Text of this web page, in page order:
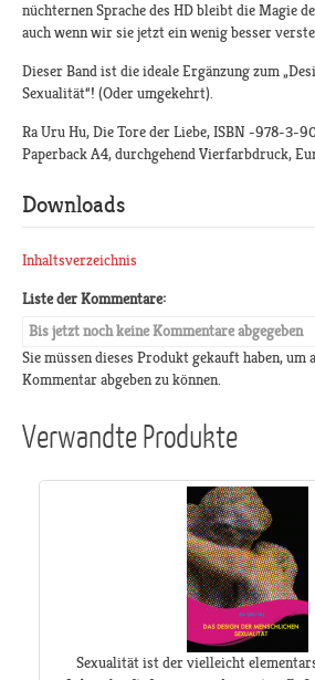
nüchternen Sprache des HD bleibt die Magie
auch wenn wir sie jetzt ein wenig besser
Dieser Band ist die ideale Ergänzung zum
Sexualität“! (Oder umgekehrt).
Ra Uru Hu, Die Tore der Liebe, ISBN -978-3-
Paperback A4, durchgehend Vierfarbdruck,
Downloads
Inhaltsverzeichnis
Liste der Kommentare:
Bis jetzt noch keine Kommentare abgegeben
Sie müssen dieses Produkt gekauft haben, um
Kommentar abgeben zu können.
Verwandte Produkte
Sexualität ist der vielleicht